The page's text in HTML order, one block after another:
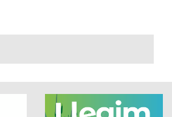
average rating is 0 stars out of 5.